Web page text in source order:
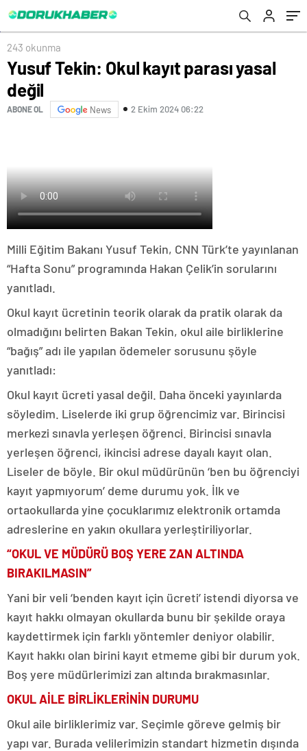
243 okunma
Yusuf Tekin: Okul kayıt parası yasal
değil
ABONE OL News 2 Ekim 2024 06:22
Milli Eğitim Bakanı Yusuf Tekin, CNN Türk’te yayınlanan
“Hafta Sonu” programında Hakan Çelik’in sorularını
yanıtladı.
Okul kayıt ücretinin teorik olarak da pratik olarak da
olmadığını belirten Bakan Tekin, okul aile birliklerine
“bağış” adı ile yapılan ödemeler sorusunu şöyle
yanıtladı:
Okul kayıt ücreti yasal değil. Daha önceki yayınlarda
söyledim. Liselerde iki grup öğrencimiz var. Birincisi
merkezi sınavla yerleşen öğrenci. Birincisi sınavla
yerleşen öğrenci, ikincisi adrese dayalı kayıt olan.
Liseler de böyle. Bir okul müdürünün ‘ben bu öğrenciyi
kayıt yapmıyorum’ deme durumu yok. İlk ve
ortaokullarda yine çocuklarımız elektronik ortamda
adreslerine en yakın okullara yerleştiriliyorlar.
“OKUL VE MÜDÜRÜ BOŞ YERE ZAN ALTINDA
BIRAKILMASIN”
Yani bir veli ‘benden kayıt için ücreti’ istendi diyorsa ve
kayıt hakkı olmayan okullarda bunu bir şekilde oraya
kaydettirmek için farklı yöntemler deniyor olabilir.
Kayıt hakkı olan birini kayıt etmeme gibi bir durum yok.
Boş yere müdürlerimizi zan altında bırakmasınlar.
OKUL AİLE BİRLİKLERİNİN DURUMU
Okul aile birliklerimiz var. Seçimle göreve gelmiş bir
yapı var. Burada velilerimizin standart hizmetin dışında